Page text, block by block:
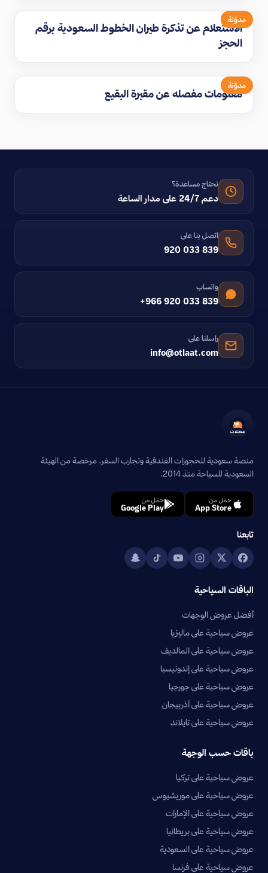
مدوّنة
الاستعلام عن تذكرة طيران الخطوط السعودية برقم
الحجز
مدوّنة
معلومات مفصله عن مقبرة البقيع
تحتاج مساعدة؟
دعم 24/7 على مدار الساعة
اتصل بنا على
920 033 839
واتساب
+966 920 033 839
راسلنا على
info@otlaat.com
منصة سعودية للحجوزات الفندقية وتجارب السفر. مرخصة من الهيئة
السعودية للسياحة منذ 2014.
حمّل من
App Store
حمّل من
Google Play
تابعنا
الباقات السياحية
أفضل عروض الوجهات
عروض سياحية على ماليزيا
عروض سياحية على المالديف
عروض سياحية على إندونيسيا
عروض سياحية على جورجيا
عروض سياحية على أذربيجان
عروض سياحية على تايلاند
باقات حسب الوجهة
عروض سياحية على تركيا
عروض سياحية على موريشيوس
عروض سياحية على الإمارات
عروض سياحية على بريطانيا
عروض سياحية على السعودية
عروض سياحية على فرنسا